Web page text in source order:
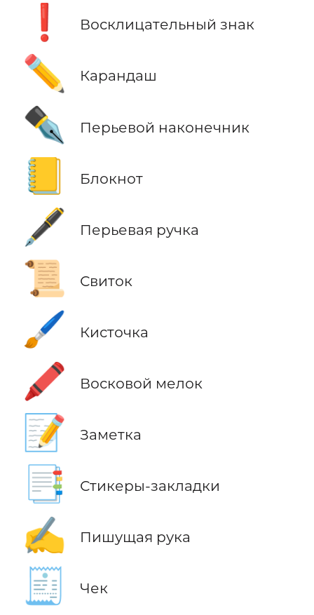
❗ Восклицательный знак
✏️ Карандаш
✒️ Перьевой наконечник
📒 Блокнот
🖋️ Перьевая ручка
📜 Свиток
🖌️ Кисточка
🖍️ Восковой мелок
📝 Заметка
📑 Стикеры-закладки
✍️ Пишущая рука
🧾 Чек